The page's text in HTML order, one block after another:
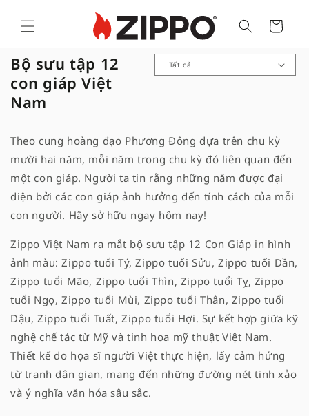
Cart
B
ộ
s
u
t
ậ
p
:
Bộ sưu tập 12
con giáp Việt
Nam
Theo cung hoàng đạo Phương Đông dựa trên chu kỳ
mười hai năm, mỗi năm trong chu kỳ đó liên quan đến
một con giáp. Người ta tin rằng những năm được đại
diện bởi các con giáp ảnh hưởng đến tính cách của mỗi
con người. Hãy sở hữu ngay hôm nay!
Zippo Việt Nam ra mắt bộ sưu tập 12 Con Giáp in hình
ảnh màu: Zippo tuổi Tý, Zippo tuổi Sửu, Zippo tuổi Dần,
Zippo tuổi Mão, Zippo tuổi Thìn, Zippo tuổi Tỵ, Zippo
tuổi Ngọ, Zippo tuổi Mùi, Zippo tuổi Thân, Zippo tuổi
Dậu, Zippo tuổi Tuất, Zippo tuổi Hợi. Sự kết hợp giữa kỹ
nghệ chế tác từ Mỹ và tinh hoa mỹ thuật Việt Nam.
Thiết kế do họa sĩ người Việt thực hiện, lấy cảm hứng
từ tranh dân gian, mang đến những đường nét tinh xảo
và ý nghĩa văn hóa sâu sắc.